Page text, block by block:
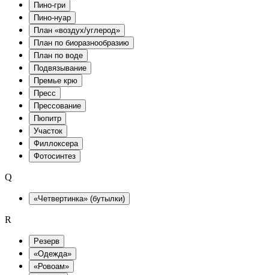
Пино-гри
Пино-нуар
План «воздух/углерод»
План по биоразнообразию
План по воде
Подвязывание
Премье крю
Пресс
Прессование
Пюпитр
Участок
Филлоксера
Фотосинтез
Q
«Четвертинка» (бутылки)
R
Pезерв
«Одежда»
«Ровоам»